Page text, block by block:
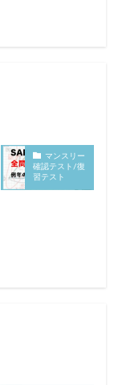
マンスリー
確認テスト/復
習テスト